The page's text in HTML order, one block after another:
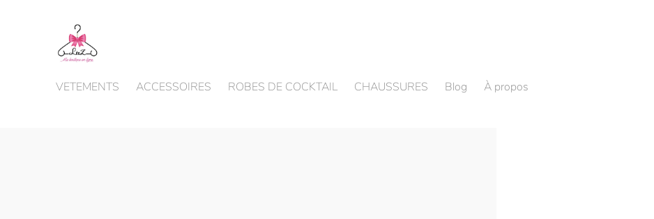
VETEMENTS ACCESSOIRES ROBES DE COCKTAIL CHAUSSURES Blog À propos